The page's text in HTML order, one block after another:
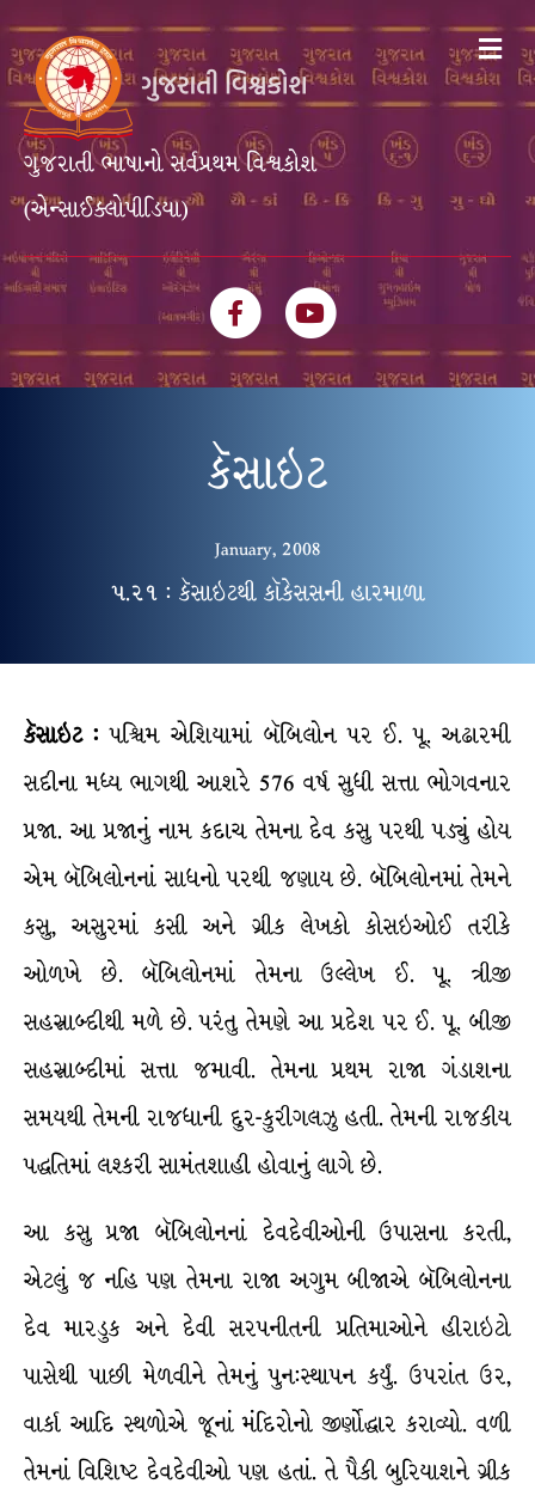
ગુજરાતી ભાષાનો સર્વપ્રથમ વિશ્વકોશ
(એન્સાઈક્લોપીડિયા)
FacebookYoutube
કૅસાઇટ
January, 2008
૫.૨૧ : કૅસાઇટથી કૉકેસસની હારમાળા
કૅસાઇટ : પશ્ચિમ એશિયામાં બૅબિલોન પર ઈ. પૂ. અઢારમી
સદીના મધ્ય ભાગથી આશરે 576 વર્ષ સુધી સત્તા ભોગવનાર
પ્રજા. આ પ્રજાનું નામ કદાચ તેમના દેવ કસુ પરથી પડ્યું હોય
એમ બૅબિલોનનાં સાધનો પરથી જણાય છે. બૅબિલોનમાં તેમને
કસુ, અસુરમાં કસી અને ગ્રીક લેખકો કોસઇઓઈ તરીકે
ઓળખે છે. બૅબિલોનમાં તેમના ઉલ્લેખ ઈ. પૂ. ત્રીજી
સહસ્રાબ્દીથી મળે છે. પરંતુ તેમણે આ પ્રદેશ પર ઈ. પૂ. બીજી
સહસ્રાબ્દીમાં સત્તા જમાવી. તેમના પ્રથમ રાજા ગંડાશના
સમયથી તેમની રાજધાની દુર-કુરીગલઝુ હતી. તેમની રાજકીય
પદ્ધતિમાં લશ્કરી સામંતશાહી હોવાનું લાગે છે.
આ કસુ પ્રજા બૅબિલોનનાં દેવદેવીઓની ઉપાસના કરતી,
એટલું જ નહિ પણ તેમના રાજા અગુમ બીજાએ બૅબિલોનના
દેવ મારડુક અને દેવી સરપનીતની પ્રતિમાઓને હીરાઇટો
પાસેથી પાછી મેળવીને તેમનું પુન:સ્થાપન કર્યું. ઉપરાંત ઉર,
વાર્કા આદિ સ્થળોએ જૂનાં મંદિરોનો જીર્ણોદ્ધાર કરાવ્યો. વળી
તેમનાં વિશિષ્ટ દેવદેવીઓ પણ હતાં. તે પૈકી બુરિયાશને ગ્રીક